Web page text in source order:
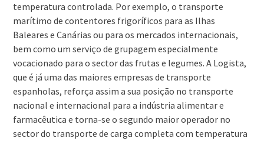
temperatura controlada. Por exemplo, o transporte
marítimo de contentores frigoríficos para as Ilhas
Baleares e Canárias ou para os mercados internacionais,
bem como um serviço de grupagem especialmente
vocacionado para o sector das frutas e legumes. A Logista,
que é já uma das maiores empresas de transporte
espanholas, reforça assim a sua posição no transporte
nacional e internacional para a indústria alimentar e
farmacêutica e torna-se o segundo maior operador no
sector do transporte de carga completa com temperatura